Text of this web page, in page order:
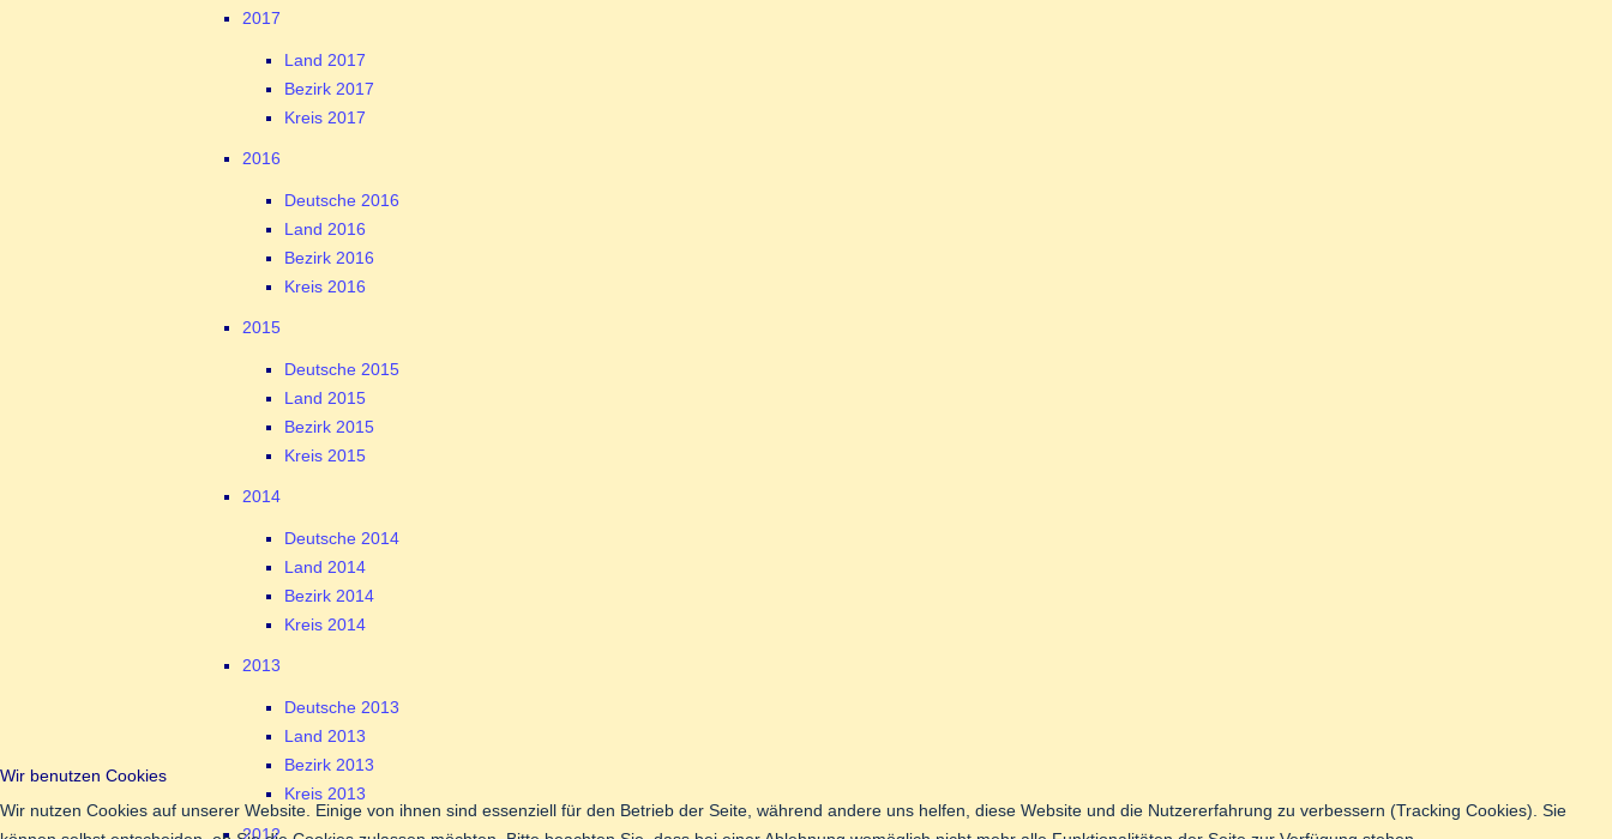
2017
Land 2017
Bezirk 2017
Kreis 2017
2016
Deutsche 2016
Land 2016
Bezirk 2016
Kreis 2016
2015
Deutsche 2015
Land 2015
Bezirk 2015
Kreis 2015
2014
Deutsche 2014
Land 2014
Bezirk 2014
Kreis 2014
2013
Deutsche 2013
Land 2013
Bezirk 2013
Kreis 2013
2012
Wir benutzen Cookies
Wir nutzen Cookies auf unserer Website. Einige von ihnen sind essenziell für den Betrieb der Seite, während andere uns helfen, diese Website und die Nutzererfahrung zu verbessern (Tracking Cookies). Sie